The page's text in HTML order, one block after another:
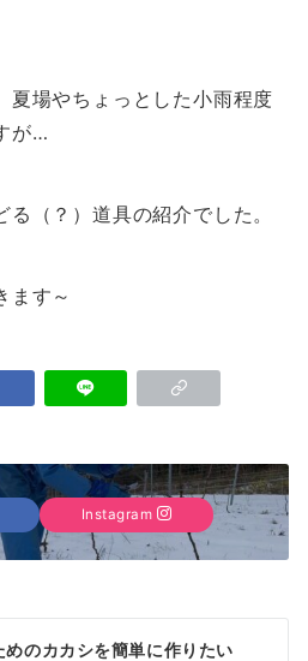
夏場やちょっとした小雨程度
が…
（？）道具の紹介でした。
ます～
Instagram
めのカカシを簡単に作りたい